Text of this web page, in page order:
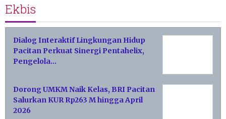
Ekbis
Dialog Interaktif Lingkungan Hidup
Pacitan Perkuat Sinergi Pentahelix,
Pengelola…
Dorong UMKM Naik Kelas, BRI Pacitan
Salurkan KUR Rp263 M hingga April
2026